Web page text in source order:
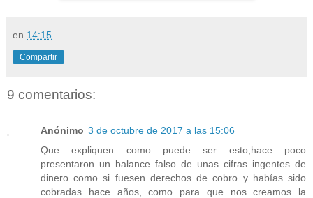
en 14:15
Compartir
9 comentarios:
Anónimo 3 de octubre de 2017 a las 15:06
Que expliquen como puede ser esto,hace poco
presentaron un balance falso de unas cifras ingentes de
dinero como si fuesen derechos de cobro y habías sido
cobradas hace años, como para que nos creamos la